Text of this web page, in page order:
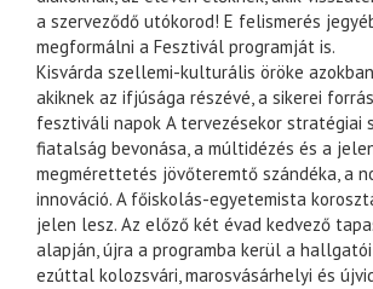
a szerveződő utókorod! E felismerés
megformálni a Fesztivál programját is.
Kisvárda szellemi-kulturális öröke
akiknek az ifjúsága részévé, a sikerei
fesztiváli napok A tervezésekor stratégiai
fiatalság bevonása, a múltidézés és a
megmérettetés jövőteremtő szándéka, a
innováció. A főiskolás-egyetemista
jelen lesz. Az előző két évad kedvező
alapján, újra a programba kerül a
ezúttal kolozsvári, marosvásárhelyi és